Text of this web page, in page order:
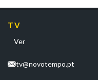
TV
Ver
tv@novotempo.pt